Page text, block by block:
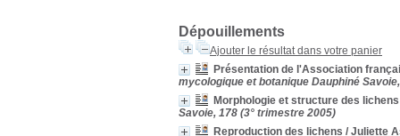
Dépouillements
Ajouter le résultat dans votre panier
Présentation de l'Association
mycologique et botanique Dauphiné
Morphologie et structure des lichens
Savoie, 178 (3° trimestre 2005)
Reproduction des lichens / Juliette